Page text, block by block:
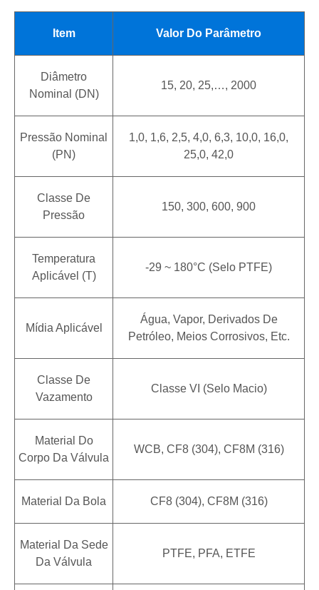
Item Valor Do Parâmetro
Diâmetro
Nominal (DN)
15, 20, 25,…, 2000
Pressão Nominal
(PN)
1,0, 1,6, 2,5, 4,0, 6,3, 10,0, 16,0,
25,0, 42,0
Classe De
Pressão
150, 300, 600, 900
Temperatura
Aplicável (T)
-29 ~ 180°C (selo PTFE)
Mídia Aplicável
Água, Vapor, Derivados De
Petróleo, Meios Corrosivos, Etc.
Classe De
Vazamento
Classe VI (selo Macio)
Material Do
Corpo Da Válvula
WCB, CF8 (304), CF8M (316)
Material Da Bola CF8 (304), CF8M (316)
Material Da Sede
Da Válvula
PTFE, PFA, ETFE